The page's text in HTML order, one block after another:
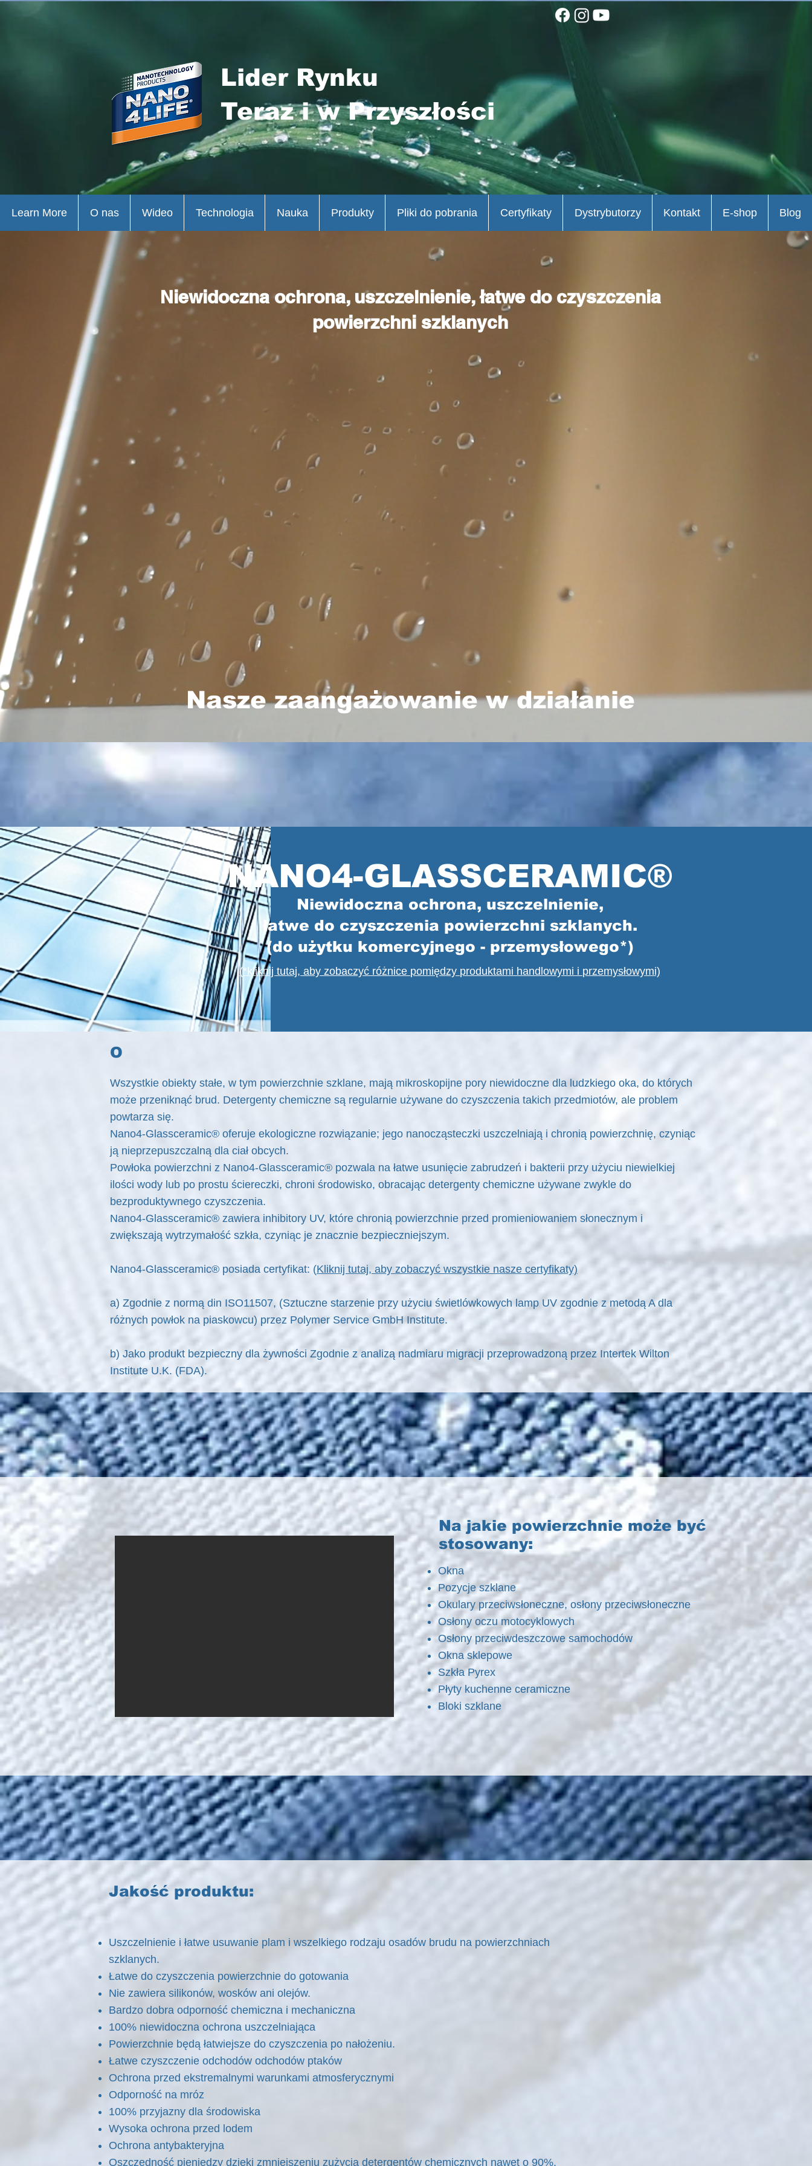
Lider Rynku
Teraz i w Przyszłości
Niewidoczna ochrona, uszczelnienie, łatwe do czyszczenia
powierzchni szklanych
Nasze zaangażowanie w działanie
NANO4-GLASSCERAMIC®
Niewidoczna ochrona, uszczelnienie,
łatwe do czyszczenia powierzchni szklanych.
(do użytku komercyjnego - przemysłowego*)
(*kliknij tutaj, aby zobaczyć różnice pomiędzy produktami handlowymi i przemysłowymi)
O
Wszystkie obiekty stałe, w tym powierzchnie szklane, mają mikroskopijne pory niewidoczne dla ludzkiego oka, do których
może przeniknąć brud. Detergenty chemiczne są regularnie używane do czyszczenia takich przedmiotów, ale problem
powtarza się.
Nano4-Glassceramic® oferuje ekologiczne rozwiązanie; jego nanocząsteczki uszczelniają i chronią powierzchnię, czyniąc
ją nieprzepuszczalną dla ciał obcych.
Powłoka powierzchni z Nano4-Glassceramic® pozwala na łatwe usunięcie zabrudzeń i bakterii przy użyciu niewielkiej
ilości wody lub po prostu ściereczki, chroni środowisko, obracając detergenty chemiczne używane zwykle do
bezproduktywnego czyszczenia.
Nano4-Glassceramic® zawiera inhibitory UV, które chronią powierzchnie przed promieniowaniem słonecznym i
zwiększają wytrzymałość szkła, czyniąc je znacznie bezpieczniejszym.
Nano4-Glassceramic® posiada certyfikat: (Kliknij tutaj, aby zobaczyć wszystkie nasze certyfikaty)
a) Zgodnie z normą din ISO11507, (Sztuczne starzenie przy użyciu świetlówkowych lamp UV zgodnie z metodą A dla
różnych powłok na piaskowcu) przez Polymer Service GmbH Institute.
b) Jako produkt bezpieczny dla żywności Zgodnie z analizą nadmiaru migracji przeprowadzoną przez Intertek Wilton
Institute U.K. (FDA).
Na jakie powierzchnie może być
stosowany:
Okna
Pozycje szklane
Okulary przeciwsłoneczne, osłony przeciwsłoneczne
Osłony oczu motocyklowych
Osłony przeciwdeszczowe samochodów
Okna sklepowe
Szkła Pyrex
Płyty kuchenne ceramiczne
Bloki szklane
Jakość produktu:
Uszczelnienie i łatwe usuwanie plam i wszelkiego rodzaju osadów brudu na powierzchniach
szklanych.
Łatwe do czyszczenia powierzchnie do gotowania
Nie zawiera silikonów, wosków ani olejów.
Bardzo dobra odporność chemiczna i mechaniczna
100% niewidoczna ochrona uszczelniająca
Powierzchnie będą łatwiejsze do czyszczenia po nałożeniu.
Łatwe czyszczenie odchodów odchodów ptaków
Ochrona przed ekstremalnymi warunkami atmosferycznymi
Odporność na mróz
100% przyjazny dla środowiska
Wysoka ochrona przed lodem
Ochrona antybakteryjna
Oszczędność pieniędzy dzięki zmniejszeniu zużycia detergentów chemicznych nawet o 90%.
Learn More O nas Wideo Technologia Nauka Produkty Pliki do pobrania Certyfikaty Dystrybutorzy Kontakt E-shop Blog